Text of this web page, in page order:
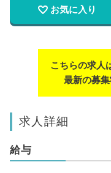
お気に入り
こちらの求人
最新の募集
求人詳細
給与